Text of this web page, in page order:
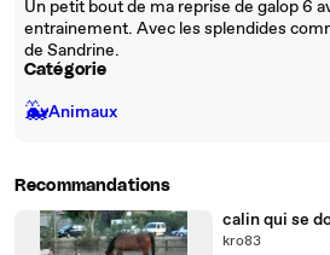
Un petit bout de ma reprise de galop 6
entrainement. Avec les splendides
de Sandrine.
Catégorie
🐳Animaux
Recommandations
calin qui se
kro83